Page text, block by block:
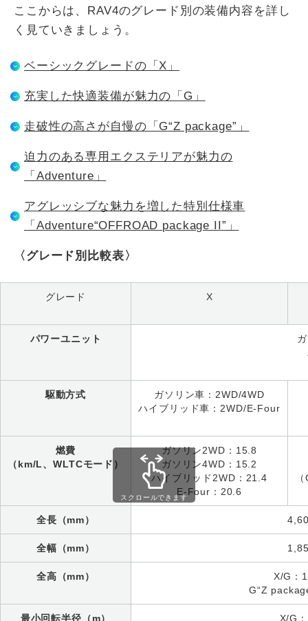
ここからは、RAV4のグレード別の装備内容を詳し
く見ていきましょう。
ベーシックグレードの「X」
充実した快適装備が魅力の「G」
走破性の高さが自慢の「G“Z package”」
迫力のある専用エクステリアが魅力の
「Adventure」
アグレッシブな魅力を増した特別仕様車
「Adventure“OFFROAD package II”」
〈グレード別比較表〉
グレード X
パワーユニット
駆動方式
ガソリン車：2WD/4WD
ハイブリッド車：2WD/E-Four
燃費
（km/L、WLTCモード）
ガソリン2WD：15.8
ガソリン4WD：15.2
ハイブリッド2WD：21.4
E-Four：20.6
全長（mm）
全幅（mm）
全高（mm）
X/G：
G“Z
最小回転半径（m） X/G
スクロールできます